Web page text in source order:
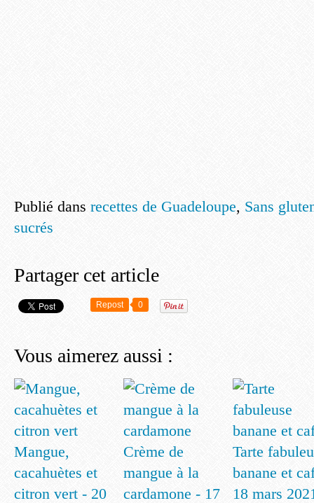
Publié dans recettes de Guadeloupe, Sans
sucrés
Partager cet article
Repost 0
Vous aimerez aussi :
Mangue,
cacahuètes et
citron vert - 20
Crème de
mangue à la
cardamone - 17
Tarte
banane et
18 mars